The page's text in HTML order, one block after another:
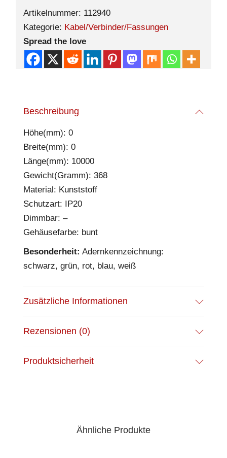
Artikelnummer: 112940
Kategorie: Kabel/Verbinder/Fassungen
Spread the love
Beschreibung
Höhe(mm): 0
Breite(mm): 0
Länge(mm): 10000
Gewicht(Gramm): 368
Material: Kunststoff
Schutzart: IP20
Dimmbar: –
Gehäusefarbe: bunt
Besonderheit: Adernkennzeichnung:
schwarz, grün, rot, blau, weiß
Zusätzliche Informationen
Rezensionen (0)
Produktsicherheit
Ähnliche Produkte